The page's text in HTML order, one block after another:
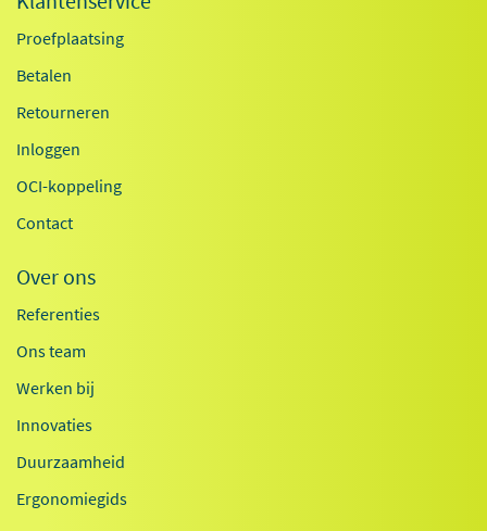
Proefplaatsing
Betalen
Retourneren
Inloggen
OCI-koppeling
Contact
Over ons
Referenties
Ons team
Werken bij
Innovaties
Duurzaamheid
Ergonomiegids